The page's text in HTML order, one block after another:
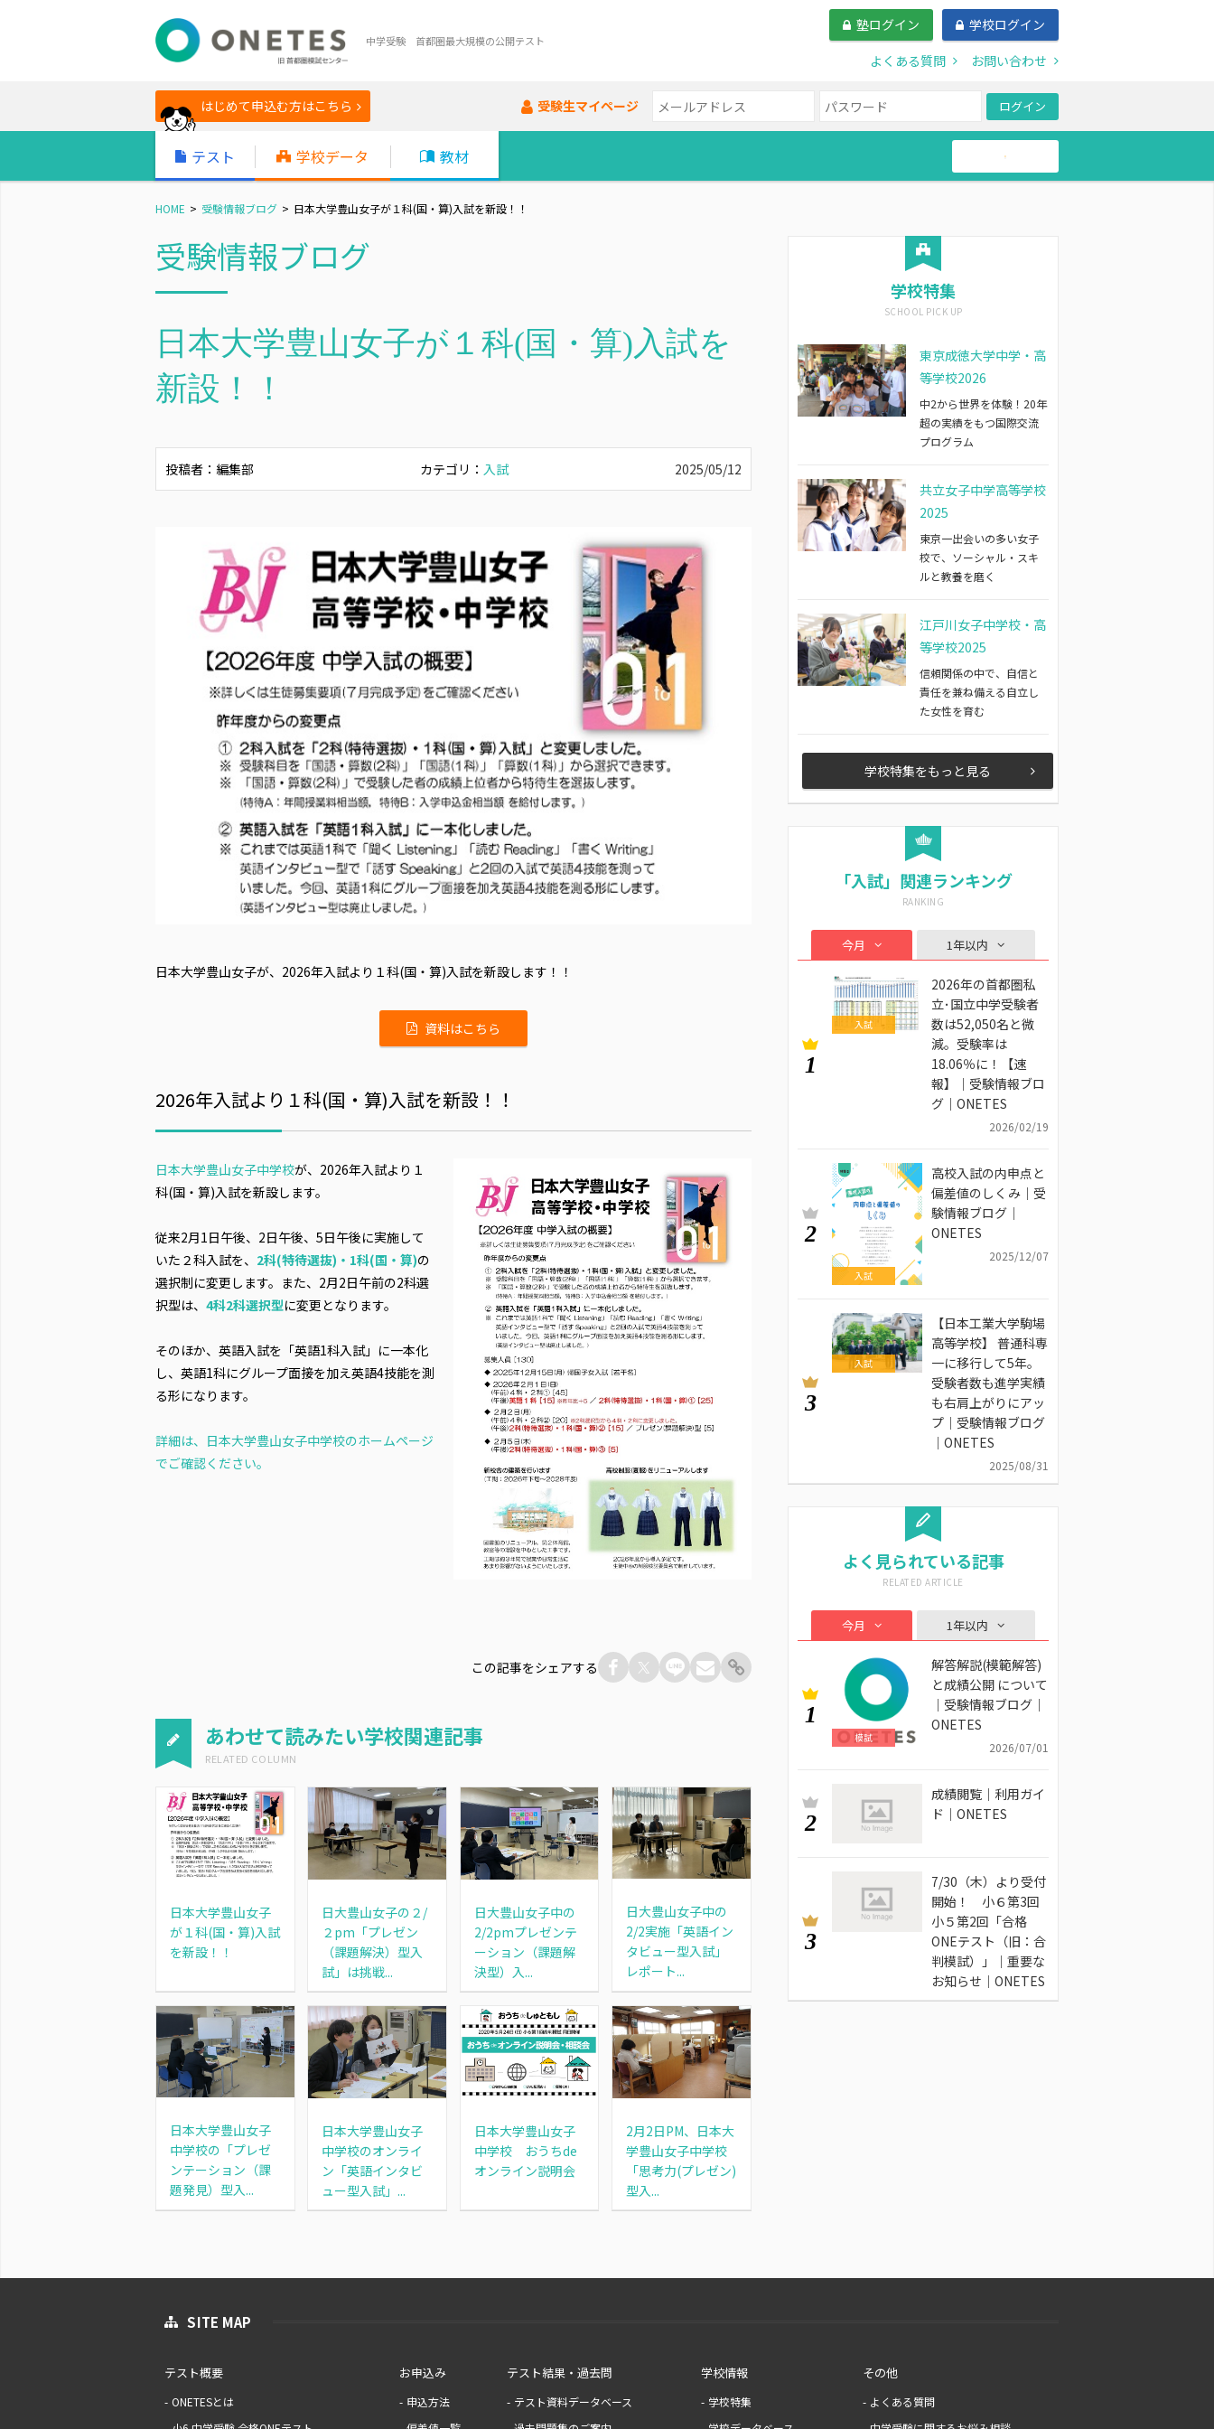
中学受験 首都圏最大規模の公開テスト
塾ログイン
学校ログイン
よくある質問
お問い合わせ
はじめて申込む方はこちら 受験生マイページ ログイン
テスト 学校データ 教材 帰国生
HOME 受験情報ブログ 日本大学豊山女子が１科(国・算)入試を新設！！
受験情報ブログ
日本大学豊山女子が１科(国・算)入試を
新設！！
投稿者：編集部 カテゴリ： 入試 2025/05/12
日本大学豊山女子が、2026年入試より１科(国・算)入試を新設します！！
資料はこちら
2026年入試より１科(国・算)入試を新設！！
日本大学豊山女子中学校が、2026年入試より１
科(国・算)入試を新設します。
従来2月1日午後、2日午後、5日午後に実施して
いた２科入試を、 2科(特待選抜)・1科(国・算)の
選択制に変更します。また、2月2日午前の2科選
択型は、 4科2科選択型に変更となります。
そのほか、英語入試を「英語1科入試」に一本化
し、英語1科にグループ面接を加え英語4技能を測
る形になります。
詳細は、日本大学豊山女子中学校のホームページ
でご確認ください。
この記事をシェアする
あわせて読みたい学校関連記事
日本大学豊山女子
が１科(国・算)入試
を新設！！
日大豊山女子の２/
２pm「プレゼン
（課題解決）型入
試」は挑戦...
日大豊山女子中の
2/2pmプレゼンテ
ーション（課題解
決型）入...
日大豊山女子中の
2/2実施「英語イン
タビュー型入試」
レポート...
日本大学豊山女子
中学校の「プレゼ
ンテーション（課
題発見）型入...
日本大学豊山女子
中学校のオンライ
ン「英語インタビ
ュー型入試」...
日本大学豊山女子
中学校 おうちde
オンライン説明会
2月2日PM、日本大
学豊山女子中学校
「思考力(プレゼン)
型入...
学校特集
東京成徳大学中学・高
等学校2026
中2から世界を体験！20年
超の実績をもつ国際交流
プログラム
共立女子中学高等学校
2025
東京一出会いの多い女子
校で、ソーシャル・スキ
ルと教養を磨く
江戸川女子中学校・高
等学校2025
信頼関係の中で、自信と
責任を兼ね備える自立し
た女性を育む
学校特集をもっと見る
「入試」関連ランキング
今月 1年以内
1
入試
2026年の首都圏私
立･国立中学受験者
数は52,050名と微
減。受験率は
18.06％に！【速
報】｜受験情報ブロ
グ｜ONETES
2026/02/19
2
入試
高校入試の内申点と
偏差値のしくみ｜受
験情報ブログ｜
ONETES
2025/12/07
3
入試
【日本工業大学駒場
高等学校】 普通科専
一に移行して5年。
受験者数も進学実績
も右肩上がりにアッ
プ｜受験情報ブログ
｜ONETES
2025/08/31
よく見られている記事
今月 1年以内
1
模試
解答解説(模範解答)
と成績公開 について
｜受験情報ブログ｜
ONETES
2026/07/01
2
成績閲覧｜利用ガイ
ド｜ONETES
3
7/30（木）より受付
開始！ 小６第3回
小５第2回「合格
ONEテスト（旧：合
判模試）」｜重要な
お知らせ｜ONETES
SITE MAP
テスト概要
ONETESとは
お申込み
申込方法
テスト結果・過去問
テスト資料データベース
学校情報
学校特集
その他
よくある質問